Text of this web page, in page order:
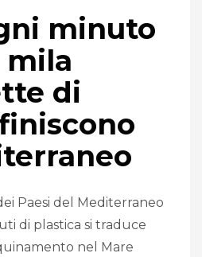
minuto
mila
di
Paesi del Mediterraneo
di plastica si traduce
nel Mare